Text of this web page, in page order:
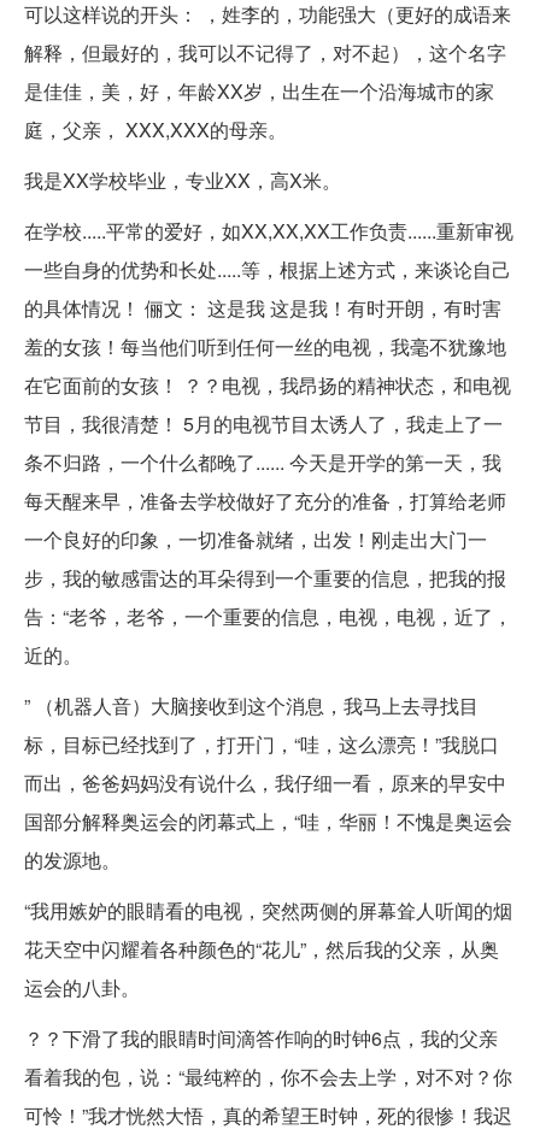
可以这样说的开头： ，姓李的，功能强大（更好的成语来
解释，但最好的，我可以不记得了，对不起），这个名字
是佳佳，美，好，年龄XX岁，出生在一个沿海城市的家
庭，父亲， XXX,XXX的母亲。
我是XX学校毕业，专业XX，高X米。
在学校.....平常的爱好，如XX,XX,XX工作负责......重新审视
一些自身的优势和长处.....等，根据上述方式，来谈论自己
的具体情况！ 俪文： 这是我 这是我！有时开朗，有时害
羞的女孩！每当他们听到任何一丝的电视，我毫不犹豫地
在它面前的女孩！ ？？电视，我昂扬的精神状态，和电视
节目，我很清楚！ 5月的电视节目太诱人了，我走上了一
条不归路，一个什么都晚了...... 今天是开学的第一天，我
每天醒来早，准备去学校做好了充分的准备，打算给老师
一个良好的印象，一切准备就绪，出发！刚走出大门一
步，我的敏感雷达的耳朵得到一个重要的信息，把我的报
告：“老爷，老爷，一个重要的信息，电视，电视，近了，
近的。
” （机器人音）大脑接收到这个消息，我马上去寻找目
标，目标已经找到了，打开门，“哇，这么漂亮！”我脱口
而出，爸爸妈妈没有说什么，我仔细一看，原来的早安中
国部分解释奥运会的闭幕式上，“哇，华丽！不愧是奥运会
的发源地。
“我用嫉妒的眼睛看的电视，突然两侧的屏幕耸人听闻的烟
花天空中闪耀着各种颜色的“花儿”，然后我的父亲，从奥
运会的八卦。
？？下滑了我的眼睛时间滴答作响的时钟6点，我的父亲
看着我的包，说：“最纯粹的，你不会去上学，对不对？你
可怜！”我才恍然大悟，真的希望王时钟，死的很惨！我迟